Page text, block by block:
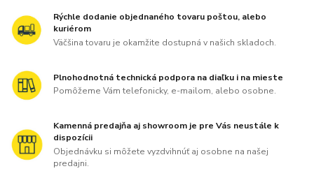
Rýchle dodanie objednaného tovaru poštou, alebo
kuriérom
Väčšina tovaru je okamžite dostupná v našich skladoch.
Plnohodnotná technická podpora na diaľku i na mieste
Pomôžeme Vám telefonicky, e-mailom, alebo osobne.
Kamenná predajňa aj showroom je pre Vás neustále k
dispozícii
Objednávku si môžete vyzdvihnúť aj osobne na našej
predajni.